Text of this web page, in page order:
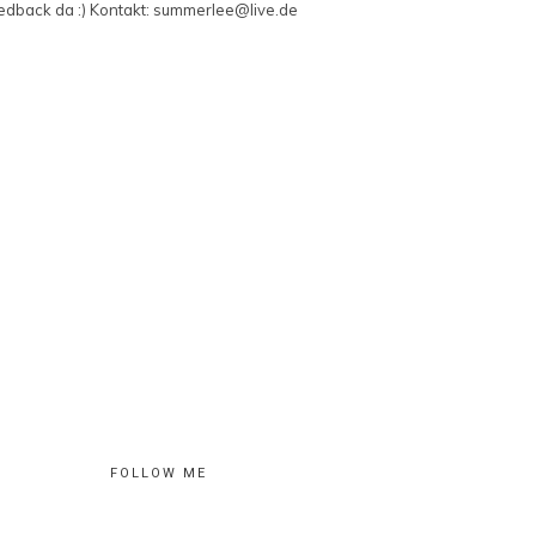
da :) Kontakt: summerlee@live.de
FOLLOW ME